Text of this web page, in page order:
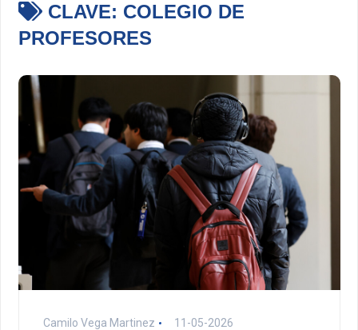
CLAVE: COLEGIO DE
PROFESORES
Camilo Vega Martinez 11-05-2026